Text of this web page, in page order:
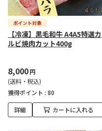
【冷凍】黒毛和牛 A4A5特選カ
ルビ焼肉カット400g
8,000円
(送料・税込)
獲得ポイント : 80
詳細 カートに入れる